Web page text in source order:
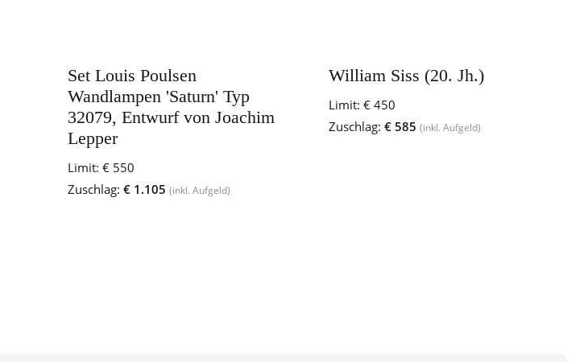
Set Louis Poulsen
Wandlampen 'Saturn' Typ
32079, Entwurf von Joachim
Lepper
Limit: € 550
Zuschlag: € 1.105 (inkl. Aufgeld)
William Siss (20. Jh.)
Limit: € 450
Zuschlag: € 585 (inkl. Aufgeld)